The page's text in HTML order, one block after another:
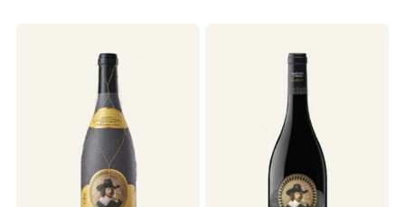
đặn, ấm áp, để lại dấu ấn lâu dài